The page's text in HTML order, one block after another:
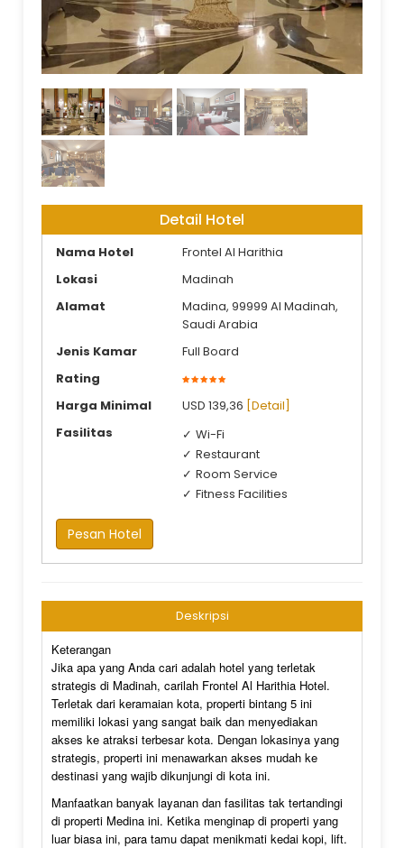
Lobby Hotel
Detail Hotel
Nama Hotel
Frontel Al Harithia
Lokasi
Madinah
Alamat
Madina, 99999 Al Madinah,
Saudi Arabia
Jenis Kamar
Full Board
Rating
Harga Minimal
USD 139,36 [Detail]
Fasilitas
Wi-Fi
Restaurant
Room Service
Fitness Facilities
Pesan Hotel
Deskripsi
Keterangan
Jika apa yang Anda cari adalah hotel yang terletak
strategis di Madinah, carilah Frontel Al Harithia Hotel.
Terletak dari keramaian kota, properti bintang 5 ini
memiliki lokasi yang sangat baik dan menyediakan
akses ke atraksi terbesar kota. Dengan lokasinya yang
strategis, properti ini menawarkan akses mudah ke
destinasi yang wajib dikunjungi di kota ini.
Manfaatkan banyak layanan dan fasilitas tak tertandingi
di properti Medina ini. Ketika menginap di properti yang
luar biasa ini, para tamu dapat menikmati kedai kopi, lift.